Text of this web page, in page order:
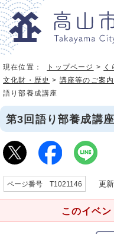
現在位置： トップページ > く
文化財・歴史 > 講座等のご案内
語り部養成講座
第3回語り部養成講座
ページ番号 T1021146 更新
このイベン